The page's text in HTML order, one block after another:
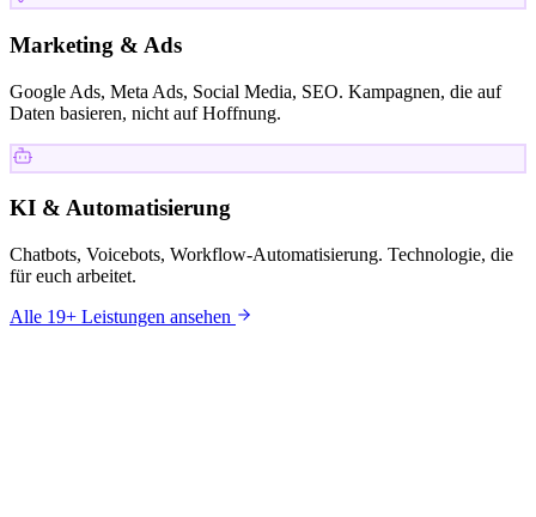
Marketing & Ads
Google Ads, Meta Ads, Social Media, SEO. Kampagnen, die auf
Daten basieren, nicht auf Hoffnung.
KI & Automatisierung
Chatbots, Voicebots, Workflow-Automatisierung. Technologie, die
für euch arbeitet.
Alle 19+ Leistungen ansehen